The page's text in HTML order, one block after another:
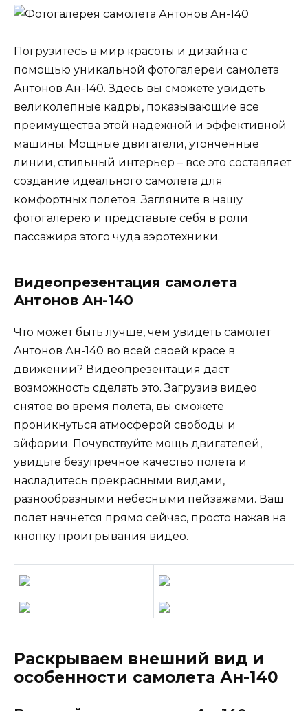
Погрузитесь в мир красоты и дизайна с
помощью уникальной фотогалереи самолета
Антонов Ан-140. Здесь вы сможете увидеть
великолепные кадры, показывающие все
преимущества этой надежной и эффективной
машины. Мощные двигатели, утонченные
линии, стильный интерьер – все это составляет
создание идеального самолета для
комфортных полетов. Загляните в нашу
фотогалерею и представьте себя в роли
пассажира этого чуда аэротехники.
Видеопрезентация самолета
Антонов Ан-140
Что может быть лучше, чем увидеть самолет
Антонов Ан-140 во всей своей красе в
движении? Видеопрезентация даст
возможность сделать это. Загрузив видео
снятое во время полета, вы сможете
проникнуться атмосферой свободы и
эйфории. Почувствуйте мощь двигателей,
увидьте безупречное качество полета и
насладитесь прекрасными видами,
разнообразными небесными пейзажами. Ваш
полет начнется прямо сейчас, просто нажав на
кнопку проигрывания видео.
Раскрываем внешний вид и
особенности самолета Ан-140